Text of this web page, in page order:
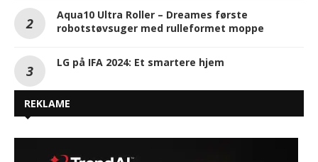
Aqua10 Ultra Roller – Dreames første
robotstøvsuger med rulleformet moppe
LG på IFA 2024: Et smartere hjem
REKLAME